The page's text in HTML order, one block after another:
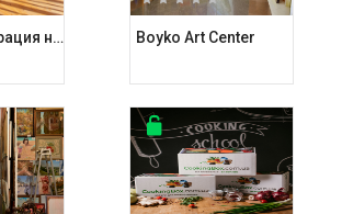
Сажа Ресторация на углях Boyko Art Center